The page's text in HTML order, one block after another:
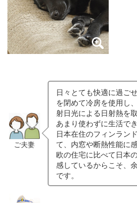
ご夫妻
日々とても快適に過ご
を閉めて冷房を使用し
射日光による日射熱を
あまり使わずに生活でき
日本在住のフィンラン
て、内窓や断熱性能に
欧の住宅に比べて日本
感しているからこそ、
です。